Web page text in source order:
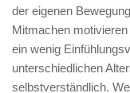
der eigenen
Mitmachen
ein wenig
unterschiedlichen
selbstverständlich.